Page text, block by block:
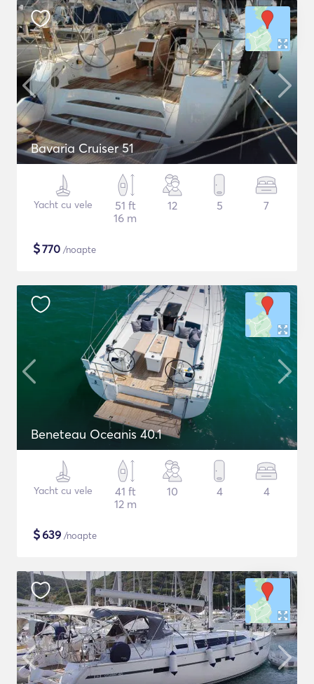
Bavaria Cruiser 51
Yacht cu vele
51 ft
16 m
12 5 7
$770 /noapte
Beneteau Oceanis 40.1
Yacht cu vele
41 ft
12 m
10 4 4
$639 /noapte